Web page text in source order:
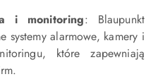
i monitoring: Blaupunkt
systemy alarmowe, kamery i
które zapewniają